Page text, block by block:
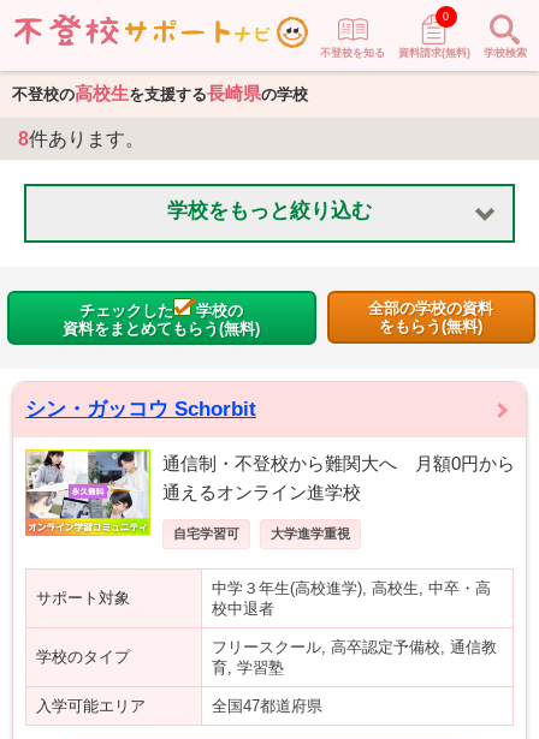
不登校を知る 資料請求(無料)
0
学校検索
不登校の高校生を支援する長崎県の学校
8件あります。
学校をもっと絞り込む
チェックした
学校の
資料をまとめてもらう(無料)
全部の学校の資料
をもらう(無料)
シン・ガッコウ Schorbit
通信制・不登校から難関大へ 月額0円から
通えるオンライン進学校
自宅学習可 大学進学重視
サポート対象
中学３年生(高校進学), 高校生, 中卒・高
校中退者
学校のタイプ
フリースクール, 高卒認定予備校, 通信教
育, 学習塾
入学可能エリア 全国47都道府県